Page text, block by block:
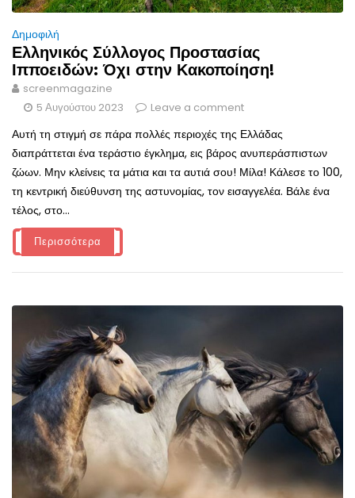
Δημοφιλή
Ελληνικός Σύλλογος Προστασίας
Ιπποειδών: Όχι στην Κακοποίηση!
screenmagazine
5 Αυγούστου 2023
Leave a comment
Αυτή τη στιγμή σε πάρα πολλές περιοχές της Ελλάδας
διαπράττεται ένα τεράστιο έγκλημα, εις βάρος ανυπεράσπιστων
ζώων. Μην κλείνεις τα μάτια και τα αυτιά σου! Μίλα! Κάλεσε το 100,
τη κεντρική διεύθυνση της αστυνομίας, τον εισαγγελέα. Βάλε ένα
τέλος, στο...
Περισσότερα